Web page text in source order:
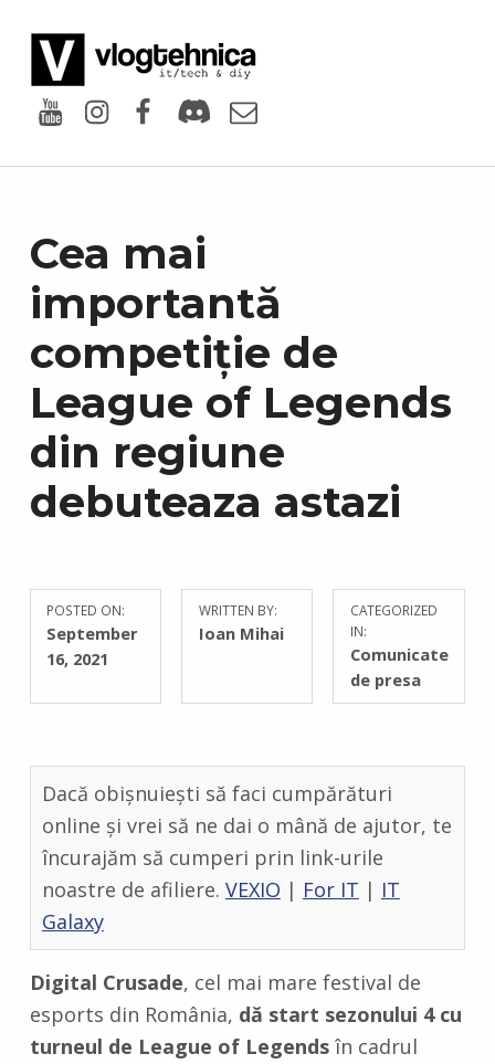
YoutubeInstagram
Facebook
DiscordEmail
Cea mai
importantă
competiție de
League of Legends
din regiune
debuteaza astazi
POSTED ON:
September
16, 2021
WRITTEN BY:
Ioan Mihai
C
O
M
T
S
0
CATEGORIZED
IN:
Comunicate
de presa
Dacă obișnuiești să faci cumpărături
online și vrei să ne dai o mână de ajutor, te
încurajăm să cumperi prin link-urile
noastre de afiliere. VEXIO | For IT | IT
Galaxy
Digital Crusade, cel mai mare festival de
esports din România, dă start sezonului 4 cu
turneul de League of Legendsîn cadrul